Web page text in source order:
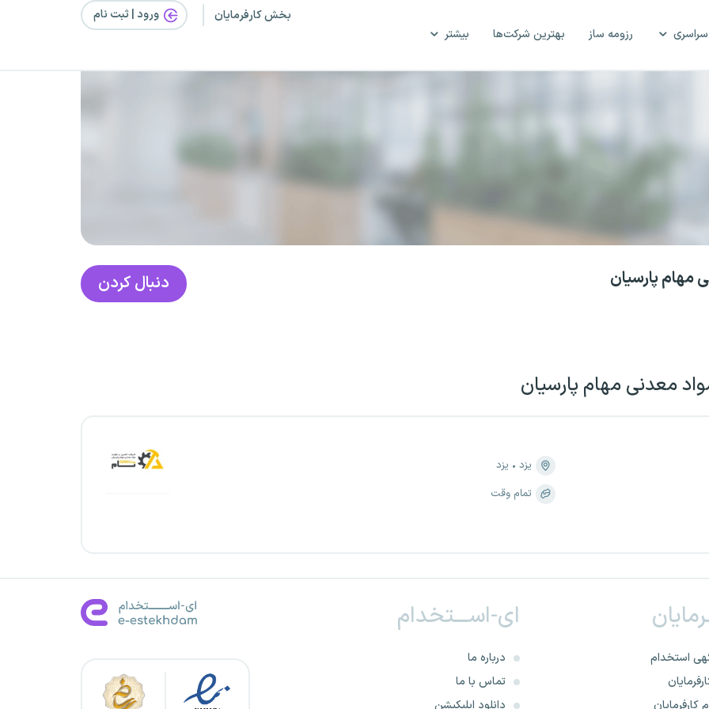
رزومه ساز بهترین شرکت‌ها بیشتر
بخش کارفرمایان ورود | ثبت‌ نام
مهام پارسیان دنبال کردن
معدنی مهام پارسیان
یزد
یزد
تمام وقت
استخدام
کارفرمایان
ای-اســـتخدام
درباره ما
تماس با ما
دانلود اپلیکیشن